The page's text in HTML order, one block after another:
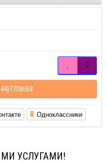
Одноклассники
УСЛУГАМИ!